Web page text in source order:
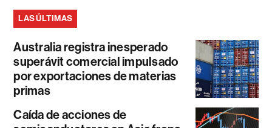
LAS ÚLTIMAS
Australia registra inesperado
superávit comercial impulsado
por exportaciones de materias
primas
Caída de acciones de